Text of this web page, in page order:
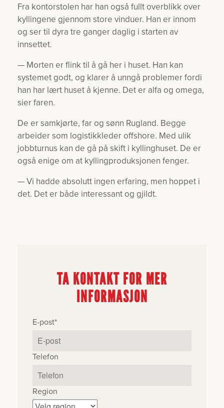
Fra kontorstolen har han også fullt overblikk over
kyllingene gjennom store vinduer. Han er innom
og ser til dyra tre ganger daglig i starten av
innsettet.
— Morten er flink til å gå her i huset. Han kan
systemet godt, og klarer å unngå problemer fordi
han har lært huset å kjenne. Det er alfa og omega,
sier faren.
De er samkjørte, far og sønn Rugland. Begge
arbeider som logistikkleder offshore. Med ulik
jobbturnus kan de gå på skift i kyllinghuset. De er
også enige om at kyllingproduksjonen fenger.
— Vi hadde absolutt ingen erfaring, men hoppet i
det. Det er både interessant og gjildt.
TA KONTAKT FOR MER
INFORMASJON
E-post*
Telefon
Region